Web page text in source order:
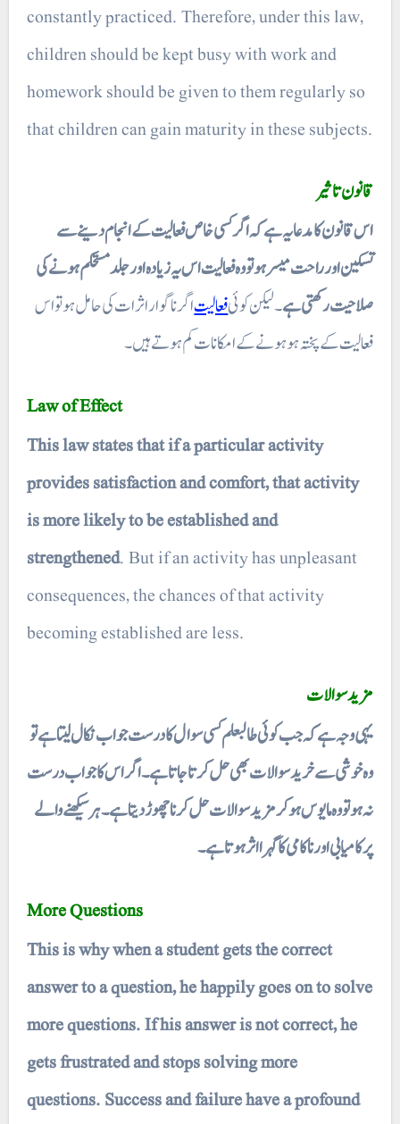
constantly practiced. Therefore, under this law,
children should be kept busy with work and
homework should be given to them regularly so
that children can gain maturity in these subjects.
قانون تاثیر
اس قانون کا مدعا یہ ہے کہ اگر کسی خاص فعالیت کے انجام دینے سے
تسکین اور راحت میسر ہو تو وہ فعالیت اس یہ زیادہ اور جلد مستحکم ہونے کی
صلاحیت رکھتی ہے۔ لیکن کوئیفعالیتاگر ناگوار اثرات کی حامل ہو تو اس
فعالیت کے پختہ ہو ہونے کے امکانات کم ہوتے ہیں۔
Law of Effect
This law states that if a particular activity
provides satisfaction and comfort, that activity
is more likely to be established and
strengthened. But if an activity has unpleasant
consequences, the chances of that activity
becoming established are less.
مزید سوالات
یہی وجہ ہے کہ جب کوئی طالبعلم کسی سوال کا درست جواب نکال لیتا ہے تو
وہ خوشی سے خرید سوالات بھی حل کرتا جاتا ہے۔ اگر اس کا جواب درست
نہ ہو تو وہ مایوس ہو کر مزید سوالات حل کرنا چھوڑ دیتا ہے۔ ہر سیکھنے والے
پر کامیابی اور ناکامی کا گہرا اثر ہوتا ہے۔
More Questions
This is why when a student gets the correct
answer to a question, he happily goes on to solve
more questions. If his answer is not correct, he
gets frustrated and stops solving more
questions. Success and failure have a profound